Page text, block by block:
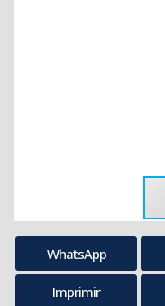
WhatsApp
Imprimir